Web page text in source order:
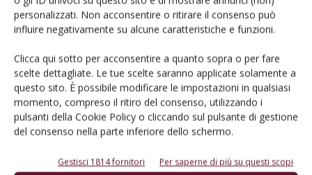
personalizzati. Non acconsentire o ritirare il consenso può
influire negativamente su alcune caratteristiche e funzioni.
Clicca qui sotto per acconsentire a quanto sopra o per fare
scelte dettagliate. Le tue scelte saranno applicate solamente a
questo sito. È possibile modificare le impostazioni in qualsiasi
momento, compreso il ritiro del consenso, utilizzando i
pulsanti della Cookie Policy o cliccando sul pulsante di gestione
del consenso nella parte inferiore dello schermo.
Gestisci 1814 fornitori Per saperne di più su questi scopi
Etichette alcolici, bene la decisione
dell’Irlanda: approccio più equilibrato
vino per le aziende emiliano-romagnole